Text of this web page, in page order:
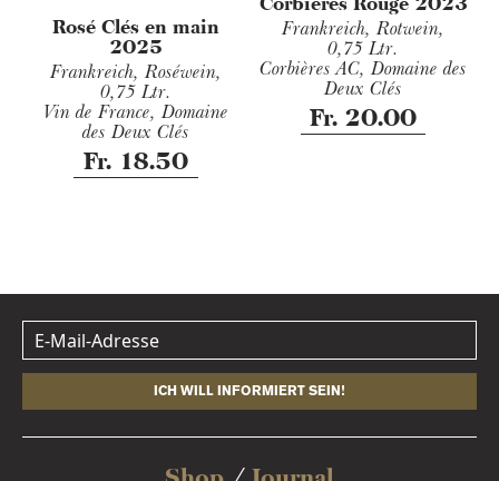
Frankreich, Rotwein,
0,75 Ltr.
Corbières AC, Domaine des
Deux Clés
Fr. 20.00
Rosé Clés en main
2025
Frankreich, Roséwein,
0,75 Ltr.
Vin de France, Domaine
des Deux Clés
Fr. 18.50
ICH WILL INFORMIERT SEIN!